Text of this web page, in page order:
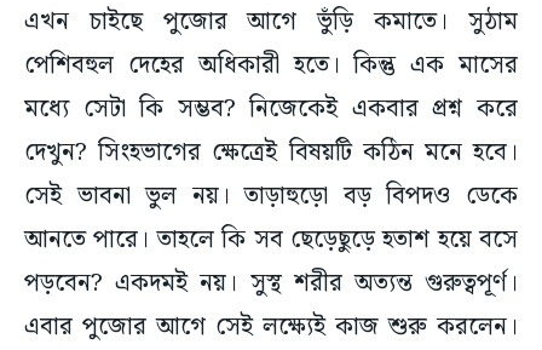
এখন চাইছে পুজোর আগে ভুঁড়ি কমাতে। সুঠাম
পেশিবহুল দেহের অধিকারী হতে। কিন্তু এক মাসের
মধ্যে সেটা কি সম্ভব? নিজেকেই একবার প্রশ্ন করে
দেখুন? সিংহভাগের ক্ষেত্রেই বিষয়টি কঠিন মনে হবে।
সেই ভাবনা ভুল নয়। তাড়াহুড়ো বড় বিপদও ডেকে
আনতে পারে। তাহলে কি সব ছেড়েছুড়ে হতাশ হয়ে বসে
পড়বেন? একদমই নয়। সুস্থ শরীর অত্যন্ত গুরুত্বপূর্ণ।
এবার পুজোর আগে সেই লক্ষ্যেই কাজ শুরু করলেন।